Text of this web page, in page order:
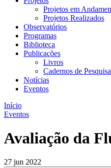
Projetos em
Projetos Realizados
Observatórios
Programas
Biblioteca
Publicações
Livros
Cadernos de
Notícias
Eventos
Início
Eventos
Avaliação da
27 jun 2022